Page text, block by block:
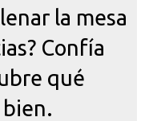
la mesa
Confía
qué
bien.